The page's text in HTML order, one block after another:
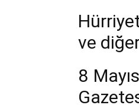
ve
8